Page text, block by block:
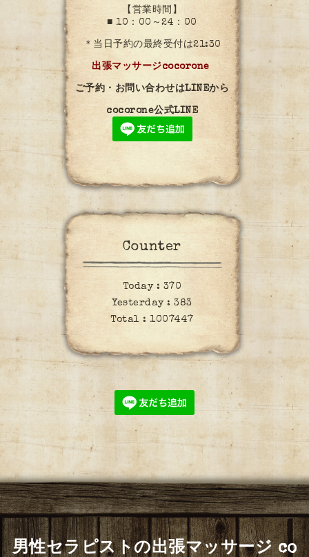
【営業時間】
■ 10：00～24：00
＊当日予約の最終受付は21:30
出張マッサージcocorone
ご予約・お問い合わせはLINEから
cocorone公式LINE
Counter
Today : 370
Yesterday :383
Total :1007447
男性セラピストの出張マッサージ co